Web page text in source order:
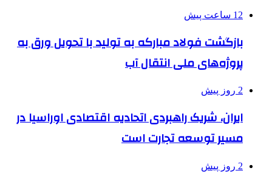
12 ساعت پیش
بازگشت فولاد مبارکه به تولید با تحویل ورق به
پروژه‌های ملی انتقال آب
2 روز پیش
ایران، شریک راهبردی اتحادیه اقتصادی اوراسیا در
مسیر توسعه تجارت است
2 روز پیش